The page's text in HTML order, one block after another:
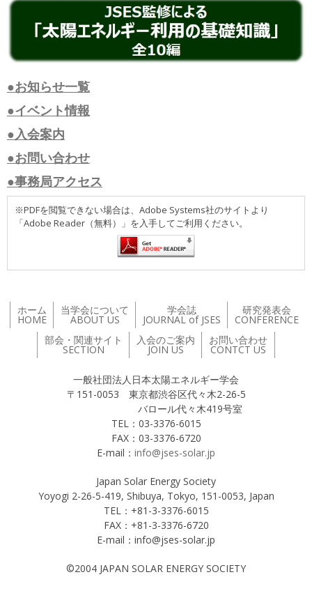
●お知らせ一覧
●イベント情報
●入会案内
●お問い合わせ
●事務局アクセス
※PDFを閲覧できない場合は、Adobe Systems社のサイトより
「Adobe Reader（無料）」を入手してご利用ください。
ホーム
HOME
当学会について
ABOUT US
学会誌
JOURNAL of JSES
研究発表会
CONFERENCE
部会・関連サイト
SECTION
入会のご案内
JOIN US
お問い合わせ
CONTCT US
一般社団法人日本太陽エネルギー学会
〒151-0053 東京都渋谷区代々木2-26-5
バロール代々木419号室
TEL：03-3376-6015
FAX：03-3376-6720
E-mail： info@jses-solar.jp
Japan Solar Energy Society
Yoyogi 2-26-5-419, Shibuya, Tokyo, 151-0053, Japan
TEL：+81-3-3376-6015
FAX：+81-3-3376-6720
E-mail：info@jses-solar.jp
©2004 JAPAN SOLAR ENERGY SOCIETY